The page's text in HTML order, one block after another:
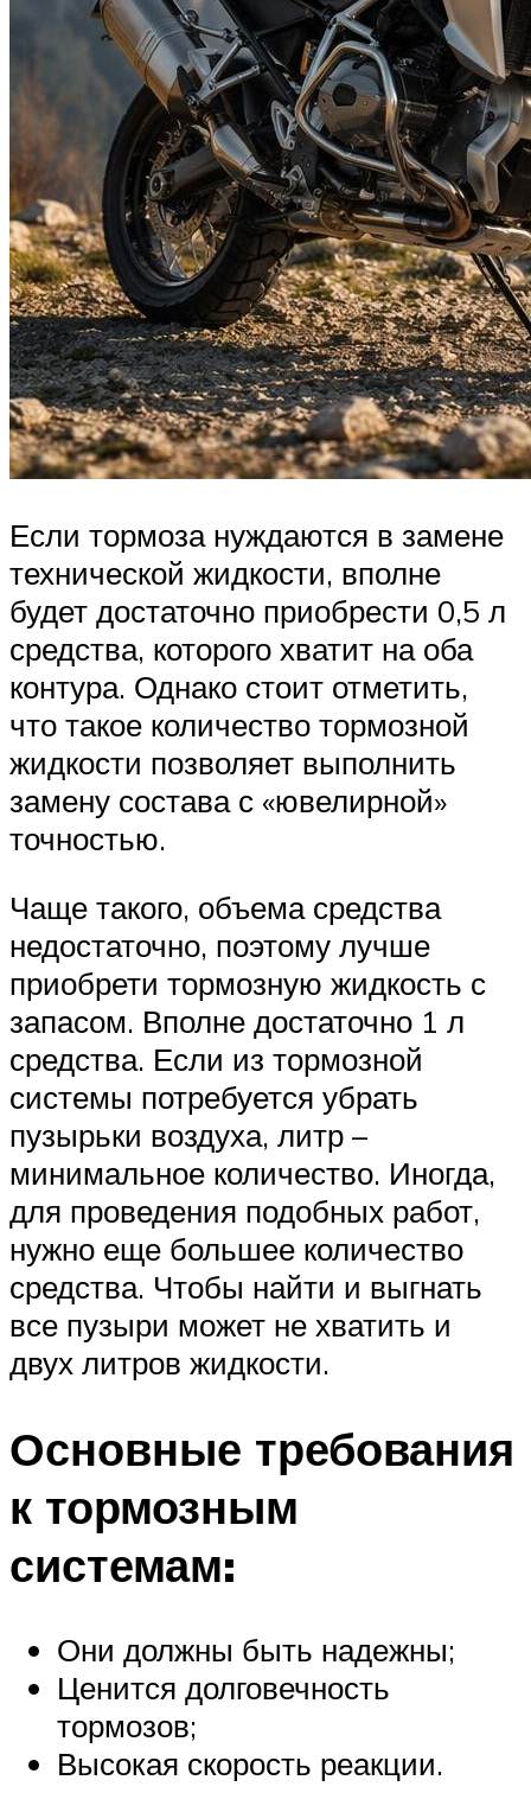
Если тормоза нуждаются в замене
технической жидкости, вполне
будет достаточно приобрести 0,5 л
средства, которого хватит на оба
контура. Однако стоит отметить,
что такое количество тормозной
жидкости позволяет выполнить
замену состава с «ювелирной»
точностью.
Чаще такого, объема средства
недостаточно, поэтому лучше
приобрети тормозную жидкость с
запасом. Вполне достаточно 1 л
средства. Если из тормозной
системы потребуется убрать
пузырьки воздуха, литр –
минимальное количество. Иногда,
для проведения подобных работ,
нужно еще большее количество
средства. Чтобы найти и выгнать
все пузыри может не хватить и
двух литров жидкости.
Основные требования
к тормозным
системам:
Они должны быть надежны;
Ценится долговечность
тормозов;
Высокая скорость реакции.